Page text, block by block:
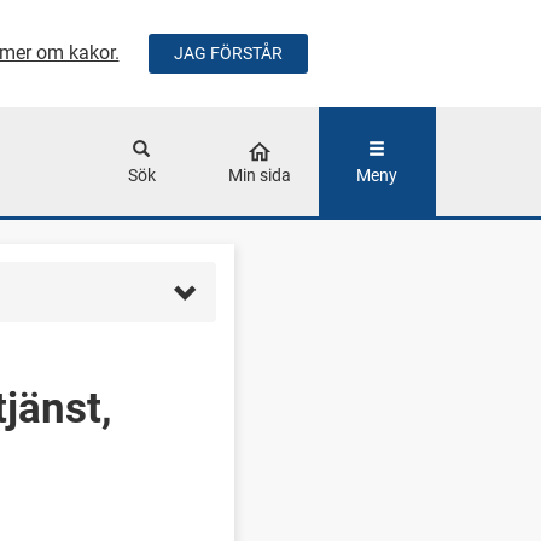
om kakor. JAG FÖRSTÅR
Sök Min sida Meny